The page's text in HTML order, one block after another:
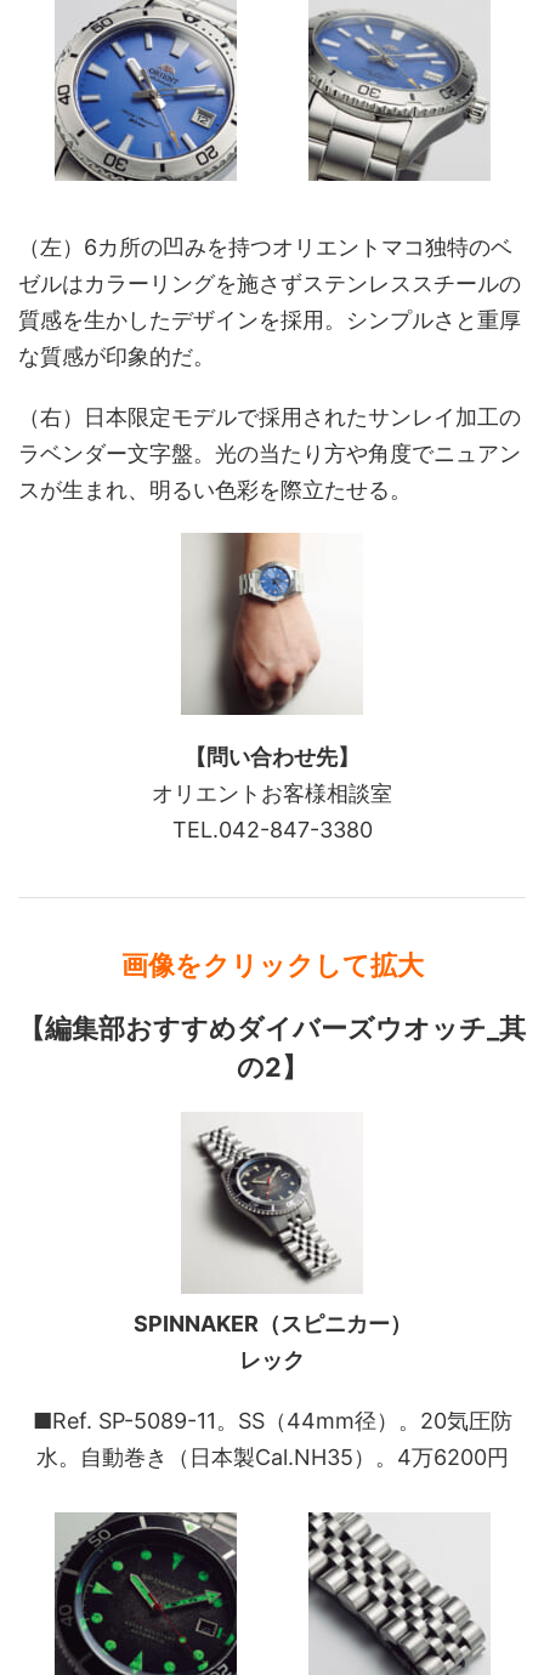
（左）6カ所の凹みを持つオリエントマコ独特のベ
ゼルはカラーリングを施さずステンレススチールの
質感を生かしたデザインを採用。シンプルさと重厚
な質感が印象的だ。
（右）日本限定モデルで採用されたサンレイ加工の
ラベンダー文字盤。光の当たり方や角度でニュアン
スが生まれ、明るい色彩を際立たせる。
【問い合わせ先】
オリエントお客様相談室
TEL.042-847-3380
画像をクリックして拡大
【編集部おすすめダイバーズウオッチ_其
の2】
SPINNAKER（スピニカー）
レック
■Ref. SP-5089-11。SS（44mm径）。20気圧防
水。自動巻き（日本製Cal.NH35）。4万6200円